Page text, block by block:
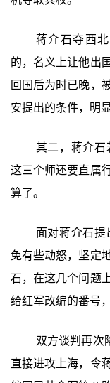
蒋介石夺西
的，名义上让他出
回国后为时已晚，
安提出的条件，明
其二，蒋介石
这三个师还要直属
算了。
面对蒋介石
免有些动怒，坚定
石，在这几个问题
给红军改编的番号
双方谈判再次
直接进攻上海，令